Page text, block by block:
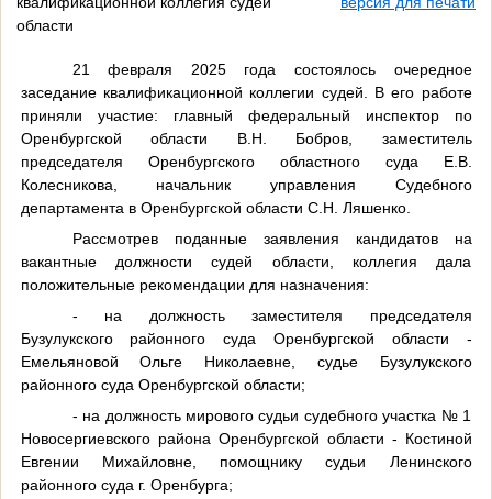
области
21 февраля 2025 года состоялось очередное
заседание квалификационной коллегии судей. В его работе
приняли участие: главный федеральный инспектор по
Оренбургской области В.Н. Бобров, заместитель
председателя Оренбургского областного суда Е.В.
Колесникова, начальник управления Судебного
департамента в Оренбургской области С.Н. Ляшенко.
Рассмотрев поданные заявления кандидатов на
вакантные должности судей области, коллегия дала
положительные рекомендации для назначения:
- на должность заместителя председателя
Бузулукского районного суда Оренбургской области -
Емельяновой Ольге Николаевне, судье Бузулукского
районного суда Оренбургской области;
- на должность мирового судьи судебного участка № 1
Новосергиевского района Оренбургской области - Костиной
Евгении Михайловне, помощнику судьи Ленинского
районного суда г. Оренбурга;